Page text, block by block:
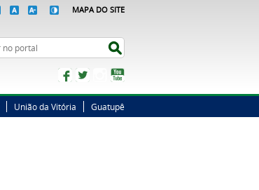
MAPA DO SITE
FacebookTwitterInstagram
União da Vitória Guatupê